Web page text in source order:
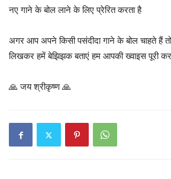
नए गाने के बोल लाने के लिए प्रेरित करता है
अगर आप अपने किसी पसंदीदा गाने के बोल चाहते हैं
लिखकर हमें बेझिझक बताएं हम आपकी ख्वाइस पूरी
🙏 जय श्रीकृष्ण 🙏